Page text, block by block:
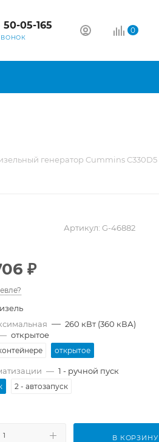
05-165 0
генератор Cummins C330D5
Артикул: G-46882
₽
— 260 кВт (360 кВА)
открытое
открытое
— 1 - ручной пуск
2 - автозапуск
В КОРЗИНУ